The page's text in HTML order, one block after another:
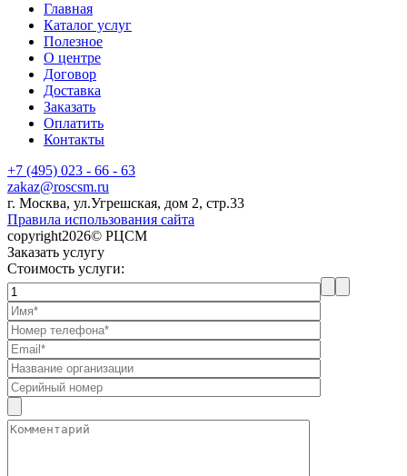
Главная
Каталог услуг
Полезное
О центре
Договор
Доставка
Заказать
Оплатить
Контакты
+7 (495) 023 - 66 - 63
zakaz@roscsm.ru
г. Москва, ул.Угрешская, дом 2, стр.33
Правила использования сайта
copyright2026© РЦСМ
Заказать услугу
Стоимость услуги: